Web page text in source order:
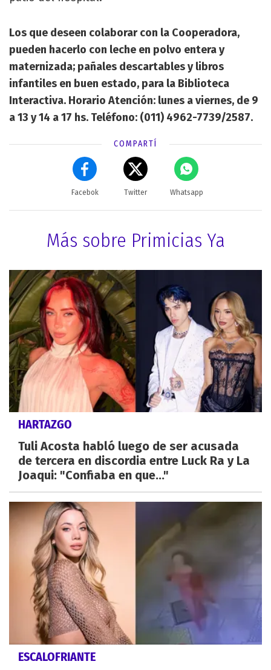
Los que deseen colaborar con la Cooperadora,
pueden hacerlo con leche en polvo entera y
maternizada; pañales descartables y libros
infantiles en buen estado, para la Biblioteca
Interactiva. Horario Atención: lunes a viernes, de 9
a 13 y 14 a 17 hs. Teléfono: (011) 4962-7739/2587.
COMPARTÍ
Facebok Twitter Whatsapp
Más sobre Primicias Ya
HARTAZGO
Tuli Acosta habló luego de ser acusada
de tercera en discordia entre Luck Ra y La
Joaqui: "Confiaba en que..."
ESCALOFRIANTE